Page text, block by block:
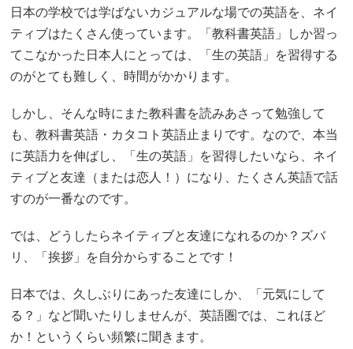
日本の学校では学ばないカジュアルな場での英語を、ネイ
ティブはたくさん使っています。「教科書英語」しか習っ
てこなかった日本人にとっては、「生の英語」を習得する
のがとても難しく、時間がかかります。
しかし、そんな時にまた教科書を読みあさって勉強して
も、教科書英語・カタコト英語止まりです。なので、本当
に英語力を伸ばし、「生の英語」を習得したいなら、ネイ
ティブと友達（または恋人！）になり、たくさん英語で話
すのが一番なのです。
では、どうしたらネイティブと友達になれるのか？ズバ
リ、「挨拶」を自分からすることです！
日本では、久しぶりにあった友達にしか、「元気にして
る？」など聞いたりしませんが、英語圏では、これほど
か！というくらい頻繁に聞きます。